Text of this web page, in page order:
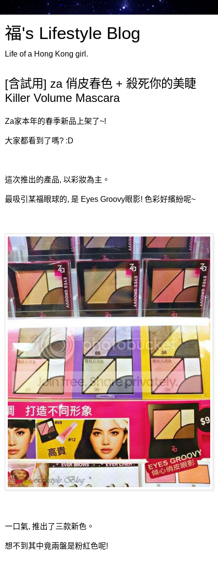
福's Lifestyle Blog
Life of a Hong Kong girl.
[含試用] za 俏皮春色 + 殺死你的美睫
Killer Volume Mascara
Za家本年的春季新品上架了~!
大家都看到了嗎? :D
這次推出的產品, 以彩妝為主。
最吸引某福眼球的, 是 Eyes Groovy眼影! 色彩好繽紛呢~
一口氣, 推出了三款新色。
想不到其中竟兩盤是粉紅色呢!